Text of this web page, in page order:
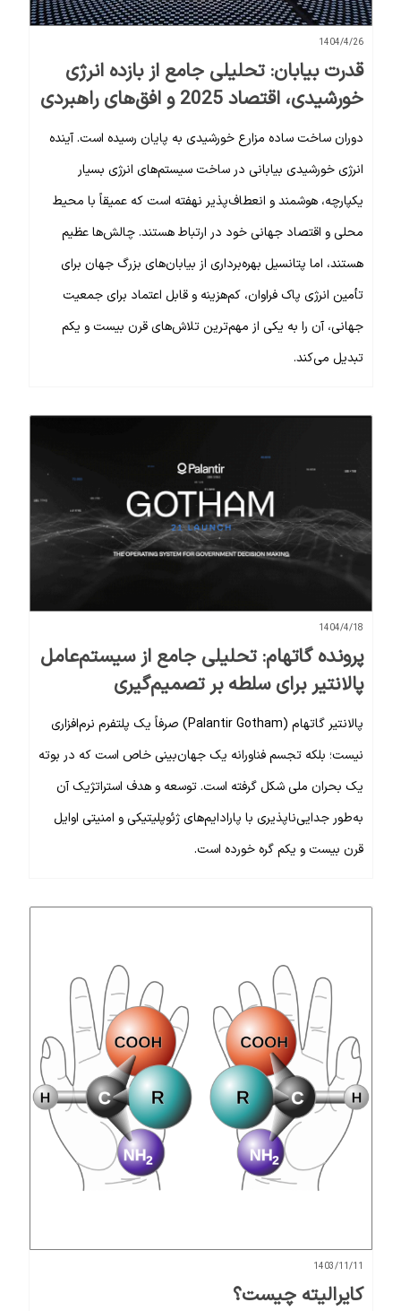
1404/4/26
قدرت بیابان: تحلیلی جامع از بازده انرژی
خورشیدی، اقتصاد 2025 و افق‌های راهبردی
دوران ساخت ساده مزارع خورشیدی به پایان رسیده است. آینده
انرژی خورشیدی بیابانی در ساخت سیستم‌های انرژی بسیار
یکپارچه، هوشمند و انعطاف‌پذیر نهفته است که عمیقاً با محیط
محلی و اقتصاد جهانی خود در ارتباط هستند. چالش‌ها عظیم
هستند، اما پتانسیل بهره‌برداری از بیابان‌های بزرگ جهان برای
تأمین انرژی پاک فراوان، کم‌هزینه و قابل اعتماد برای جمعیت
جهانی، آن را به یکی از مهم‌ترین تلاش‌های قرن بیست و یکم
تبدیل می‌کند.
1404/4/18
پرونده گاتهام: تحلیلی جامع از سیستم‌عامل
پالانتیر برای سلطه بر تصمیم‌گیری
پالانتیر گاتهام (Palantir Gotham) صرفاً یک پلتفرم نرم‌افزاری
نیست؛ بلکه تجسم فناورانه یک جهان‌بینی خاص است که در بوته
یک بحران ملی شکل گرفته است. توسعه و هدف استراتژیک آن
به‌طور جدایی‌ناپذیری با پارادایم‌های ژئوپلیتیکی و امنیتی اوایل
قرن بیست و یکم گره خورده است.
1403/11/11
کایرالیته چیست؟